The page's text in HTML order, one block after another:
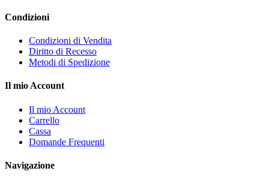
Condizioni
Condizioni di Vendita
Diritto di Recesso
Metodi di Spedizione
Il mio Account
Il mio Account
Carrello
Cassa
Domande Frequenti
Navigazione